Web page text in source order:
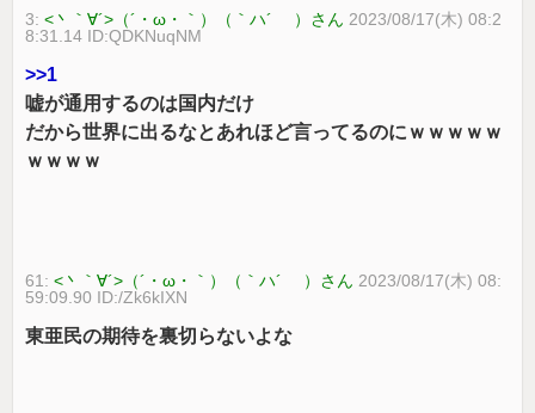
3:<丶｀∀´>（´・ω・｀）（｀ハ´ ）さん 2023/08/17(木) 08:2
8:31.14 ID:QDKNuqNM
>>1
嘘が通用するのは国内だけ
だから世界に出るなとあれほど言ってるのにｗｗｗｗｗ
ｗｗｗｗ
61:<丶｀∀´>（´・ω・｀）（｀ハ´ ）さん 2023/08/17(木) 08:
59:09.90 ID:/Zk6kIXN
東亜民の期待を裏切らないよな